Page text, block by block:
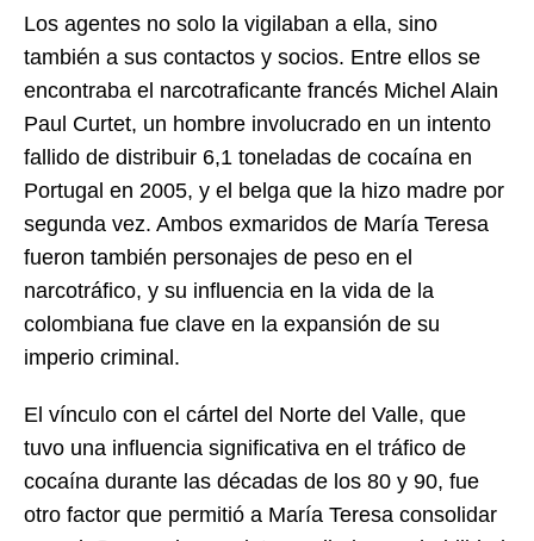
Los agentes no solo la vigilaban a ella, sino
también a sus contactos y socios. Entre ellos se
encontraba el narcotraficante francés Michel Alain
Paul Curtet, un hombre involucrado en un intento
fallido de distribuir 6,1 toneladas de cocaína en
Portugal en 2005, y el belga que la hizo madre por
segunda vez. Ambos exmaridos de María Teresa
fueron también personajes de peso en el
narcotráfico, y su influencia en la vida de la
colombiana fue clave en la expansión de su
imperio criminal.
El vínculo con el cártel del Norte del Valle, que
tuvo una influencia significativa en el tráfico de
cocaína durante las décadas de los 80 y 90, fue
otro factor que permitió a María Teresa consolidar